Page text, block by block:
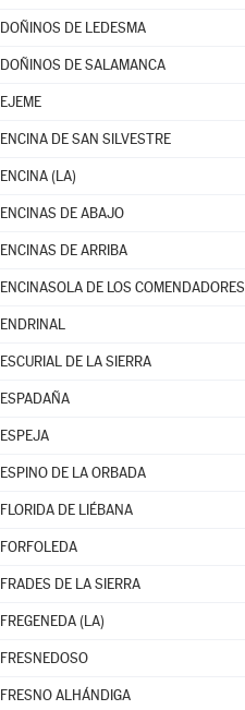
DOÑINOS DE LEDESMA
DOÑINOS DE SALAMANCA
EJEME
ENCINA DE SAN SILVESTRE
ENCINA (LA)
ENCINAS DE ABAJO
ENCINAS DE ARRIBA
ENCINASOLA DE LOS COMENDADORES
ENDRINAL
ESCURIAL DE LA SIERRA
ESPADAÑA
ESPEJA
ESPINO DE LA ORBADA
FLORIDA DE LIÉBANA
FORFOLEDA
FRADES DE LA SIERRA
FREGENEDA (LA)
FRESNEDOSO
FRESNO ALHÁNDIGA